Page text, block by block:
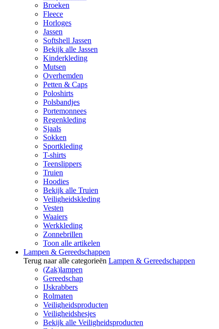
Broeken
Fleece
Horloges
Jassen
Softshell Jassen
Bekijk alle Jassen
Kinderkleding
Mutsen
Overhemden
Petten & Caps
Poloshirts
Polsbandjes
Portemonnees
Regenkleding
Sjaals
Sokken
Sportkleding
T-shirts
Teenslippers
Truien
Hoodies
Bekijk alle Truien
Veiligheidskleding
Vesten
Waaiers
Werkkleding
Zonnebrillen
Toon alle artikelen
Lampen & Gereedschappen
Terug naar alle categorieën Lampen & Gereedschappen
(Zak)lampen
Gereedschap
IJskrabbers
Rolmaten
Veiligheidsproducten
Veiligheidshesjes
Bekijk alle Veiligheidsproducten